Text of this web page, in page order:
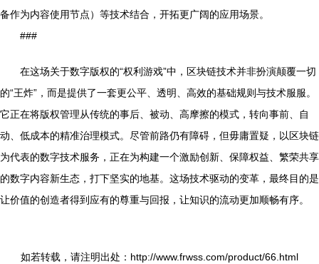
备作为内容使用节点）等技术结合，开拓更广阔的应用场景。
###
在这场关于数字版权的“权利游戏”中，区块链技术并非扮演颠覆一切
的“王炸”，而是提供了一套更公平、透明、高效的基础规则与技术服服。
它正在将版权管理从传统的事后、被动、高摩擦的模式，转向事前、自
动、低成本的精准治理模式。尽管前路仍有障碍，但毋庸置疑，以区块链
为代表的数字技术服务，正在为构建一个激励创新、保障权益、繁荣共享
的数字内容新生态，打下坚实的地基。这场技术驱动的变革，最终目的是
让价值的创造者得到应有的尊重与回报，让知识的流动更加顺畅有序。
如若转载，请注明出处：http://www.frwss.com/product/66.html